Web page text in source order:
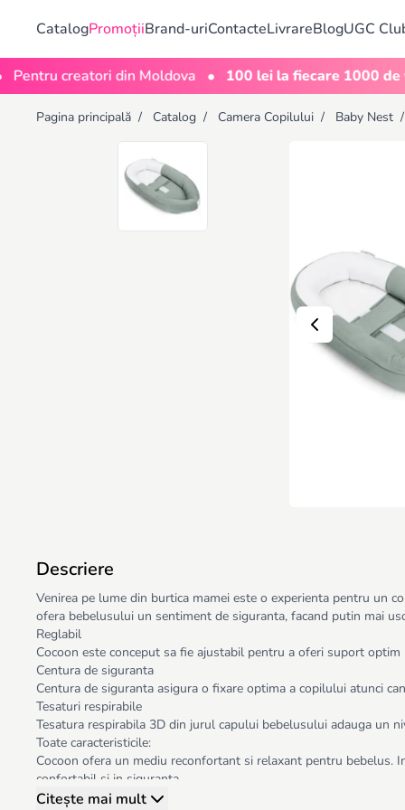
CatalogPromoțiiBrand-uriContacteLivrareBlogUGC
creatori din Moldova • 100 lei la fiecare 1000 de
Pagina principală / Catalog / Camera Copilului / Baby Nest /
Descriere
Venirea pe lume din burtica mamei este o experienta pentru un
ofera bebelusului un sentiment de siguranta, facand putin mai
Reglabil
Cocoon este conceput sa fie ajustabil pentru a oferi suport
Centura de siguranta
Centura de siguranta asigura o fixare optima a copilului atunci
Tesaturi respirabile
Tesatura respirabila 3D din jurul capului bebelusului adauga un
Toate caracteristicile:
Cocoon ofera un mediu reconfortant si relaxant pentru bebelus.
confortabil si in siguranta.
Cu o portabilitate usoara si posibilitatea de a se adapta la
Citește mai mult